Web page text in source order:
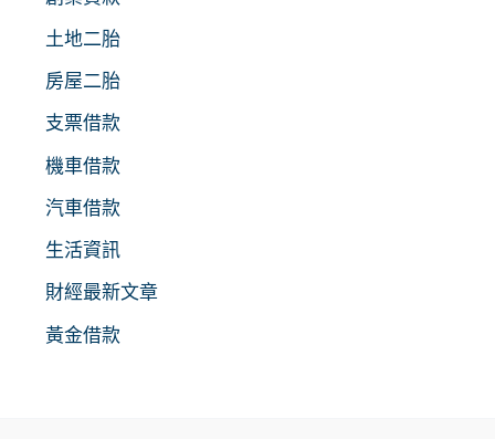
土地二胎
房屋二胎
支票借款
機車借款
汽車借款
生活資訊
財經最新文章
黃金借款